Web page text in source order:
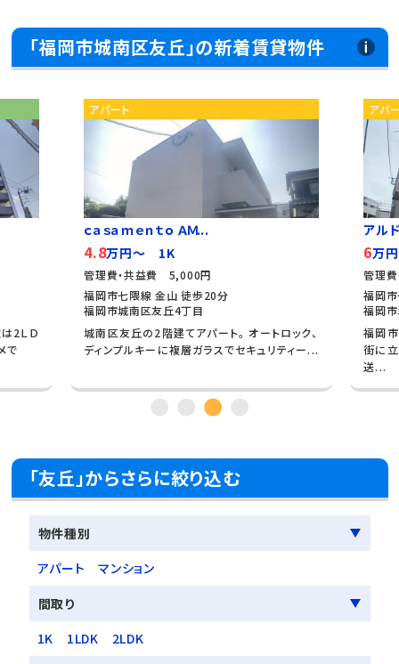
「福岡市城南区友丘」の新着賃貸物件
2ＬＤ
で
アパート
ｃａｓａｍｅｎｔｏ ＡＭ...
4.8万円～ 1K
管理費・共益費 5,000円
福岡市七隈線 金山 徒歩20分
福岡市城南区友丘4丁目
城南区友丘の2階建てアパート。 オートロック、
ディンプルキーに複層ガラスでセキュリティー...
アパ
アル
6万
管理
福岡
福岡
福岡
街に
送...
「友丘」からさらに絞り込む
物件種別
アパート
マンション
間取り
1K
1LDK
2LDK